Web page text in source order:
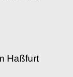
Haßfurt